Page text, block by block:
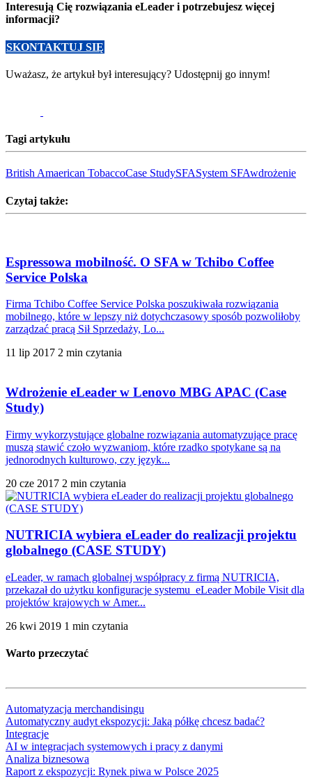
Interesują Cię rozwiązania eLeader i potrzebujesz więcej
informacji?
SKONTAKTUJ SIĘ
Uważasz, że artykuł był interesujący? Udostępnij go innym!
Tagi artykułu
British Amaerican TobaccoCase StudySFASystem SFAwdrożenie
Czytaj także:
Espressowa mobilność. O SFA w Tchibo Coffee
Service Polska
Firma Tchibo Coffee Service Polska poszukiwała rozwiązania
mobilnego, które w lepszy niż dotychczasowy sposób pozwoliłoby
zarządzać pracą Sił Sprzedaży, Lo...
11 lip 2017 2 min czytania
Wdrożenie eLeader w Lenovo MBG APAC (Case
Study)
Firmy wykorzystujące globalne rozwiązania automatyzujące pracę
muszą stawić czoło wyzwaniom, które rzadko spotykane są na
jednorodnych kulturowo, czy język...
20 cze 2017 2 min czytania
NUTRICIA wybiera eLeader do realizacji projektu
globalnego (CASE STUDY)
eLeader, w ramach globalnej współpracy z firmą NUTRICIA,
przekazał do użytku konfiguracje systemu eLeader Mobile Visit dla
projektów krajowych w Amer...
26 kwi 2019 1 min czytania
Warto przeczytać
Automatyzacja merchandisingu
Automatyczny audyt ekspozycji: Jaką półkę chcesz badać?
Integracje
AI w integracjach systemowych i pracy z danymi
Analiza biznesowa
Raport z ekspozycji: Rynek piwa w Polsce 2025